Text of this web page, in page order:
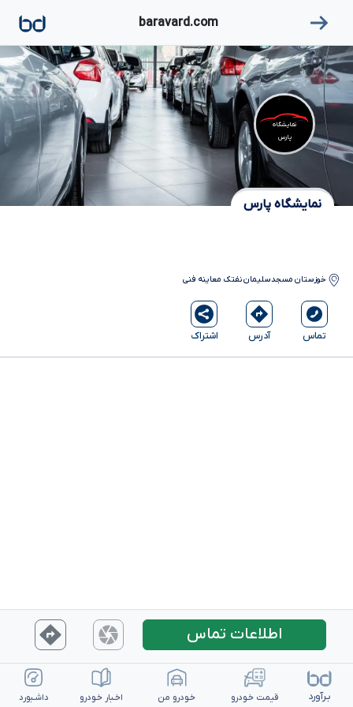
baravard.com
نمایشگاه
پارس
نمایشگاه پارس
خوزستان مسجدسلیماننفتک معاینه فنی
تماس آدرس اشتراک
اطلاعات تماس
بـرآورد قیمت خـودرو خـودرو من اخـبار خـودرو داشـبورد